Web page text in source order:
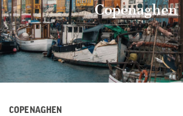
Copenaghen
COPENAGHEN